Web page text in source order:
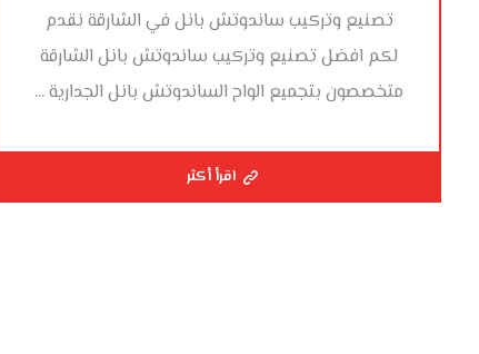
تصنيع وتركيب ساندوتش بانل في الشارقة نقدم
لكم افضل تصنيع وتركيب ساندوتش بانل الشارقة
متخصصون بتجميع الواح الساندوتش بانل الجدارية ...
اقرأ أكثر